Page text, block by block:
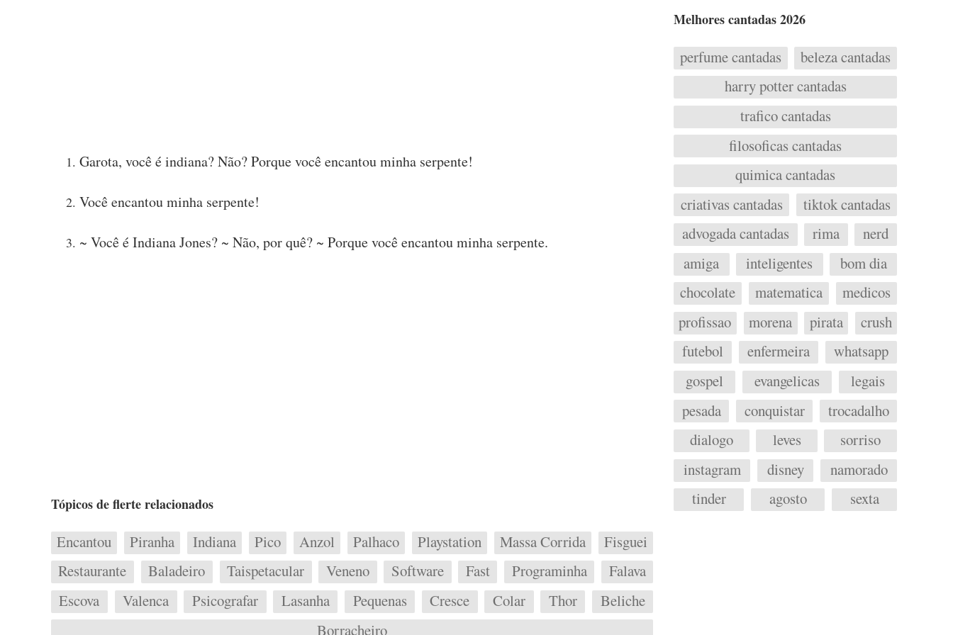
Garota, você é indiana? Não? Porque você encantou minha serpente!
Você encantou minha serpente!
~ Você é Indiana Jones? ~ Não, por quê? ~ Porque você encantou minha serpente.
Tópicos de flerte relacionados
Encantou Piranha Indiana Pico Anzol Palhaco Playstation Massa Corrida
Fisguei
Restaurante
Baladeiro Taispetacular Veneno Software Fast Programinha
Falava
Escova
Valenca Psicografar Lasanha Pequenas Cresce Colar Thor
Beliche
Borracheiro
Melhores cantadas 2026
perfume cantadas
beleza cantadas
harry potter cantadas
trafico cantadas
filosoficas cantadas
quimica cantadas
criativas cantadas
tiktok cantadas
advogada cantadas
rima
nerd
amiga
inteligentes
bom dia
chocolate
matematica
medicos
profissao
morena pirata
crush
futebol
enfermeira
whatsapp
gospel
evangelicas
legais
pesada
conquistar
trocadalho
dialogo
leves
sorriso
instagram
disney
namorado
tinder
agosto sexta